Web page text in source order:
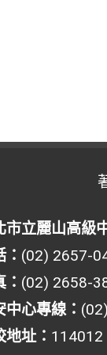
市立麗山高級
(02) 2657-
(02) 2658-
中心專線：
地址： 114012